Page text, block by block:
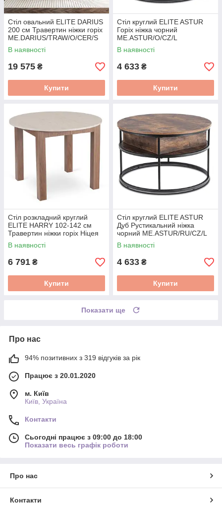
Стіл овальний ELITE DARIUS
200 см Травертин ніжки горіх
ME.DARIUS/TRAW/O/CER/S
В наявності
19 575 ₴
Купити
Стіл круглий ELITE ASTUR
Горіх ніжка чорний
ME.ASTUR/O/CZ/L
В наявності
4 633 ₴
Купити
Стіл розкладний круглий
ELITE HARRY 102-142 см
Травертин ніжки горіх Ніцея
W.HARRY/TRAW/ONI/S
В наявності
6 791 ₴
Купити
Стіл круглий ELITE ASTUR
Дуб Рустикальний ніжка
чорний ME.ASTUR/RU/CZ/L
В наявності
4 633 ₴
Купити
Показати ще
Про нас
94% позитивних з 319 відгуків за рік
Працює з 20.01.2020
м. Київ
Київ, Україна
Контакти
Сьогодні працює з 09:00 до 18:00
Показати весь графік роботи
Про нас
Контакти